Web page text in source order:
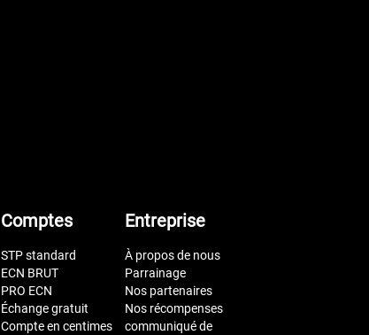
Comptes
STP standard
ECN BRUT
PRO ECN
Échange gratuit
Compte en centimes
Entreprise
À propos de nous
Parrainage
Nos partenaires
Nos récompenses
communiqué de